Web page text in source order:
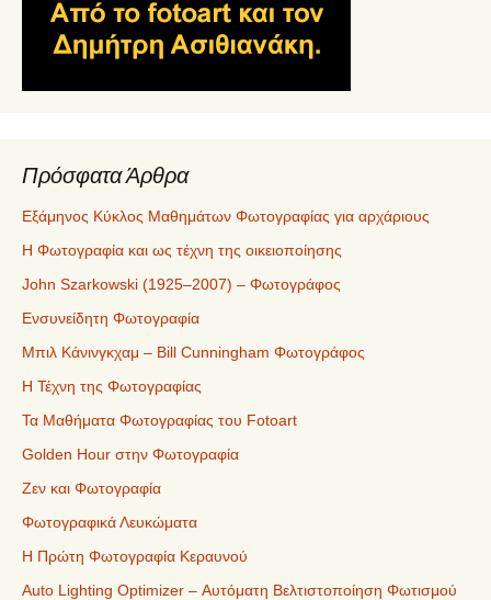
Πρόσφατα Άρθρα
Εξάμηνος Κύκλος Μαθημάτων Φωτογραφίας για αρχάριους
Η Φωτογραφία και ως τέχνη της οικειοποίησης
John Szarkowski (1925–2007) – Φωτογράφος
Ενσυνείδητη Φωτογραφία
Μπιλ Κάνινγκχαμ – Bill Cunningham Φωτογράφος
Η Τέχνη της Φωτογραφίας
Τα Μαθήματα Φωτογραφίας του Fotoart
Golden Hour στην Φωτογραφία
Ζεν και Φωτογραφία
Φωτογραφικά Λευκώματα
Η Πρώτη Φωτογραφία Κεραυνού
Auto Lighting Optimizer – Αυτόματη Βελτιστοποίηση Φωτισμού